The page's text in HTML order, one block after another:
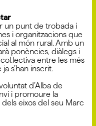
un punt de trobada i
i organitzacions que
al món rural. Amb un
ponències, diàlegs i
entre les més
s’han inscrit.
d’Alba de
i promoure la
eixos del seu Marc